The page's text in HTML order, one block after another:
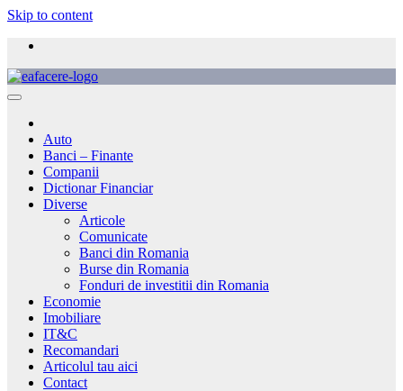
Skip to content
Auto
Banci – Finante
Companii
Dictionar Financiar
Diverse
Articole
Comunicate
Banci din Romania
Burse din Romania
Fonduri de investitii din Romania
Economie
Imobiliare
IT&C
Recomandari
Articolul tau aici
Contact